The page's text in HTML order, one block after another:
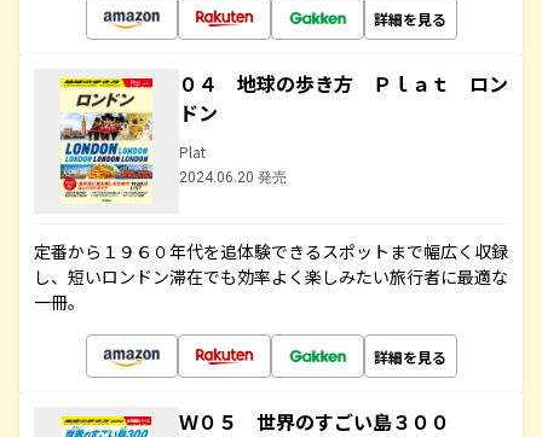
詳細を見る
０４ 地球の歩き方 Ｐｌａｔ ロン
ドン
Plat
2024.06.20 発売
定番から１９６０年代を追体験できるスポットまで幅広く収録
し、短いロンドン滞在でも効率よく楽しみたい旅行者に最適な
一冊。
詳細を見る
Ｗ０５ 世界のすごい島３００